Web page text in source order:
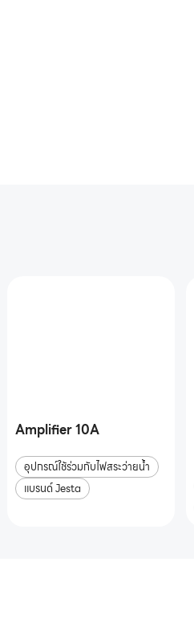
Amplifier 10A
อุปกรณ์ใช้ร่วมกับไฟสระว่ายน้ำ
แบรนด์ Jesta